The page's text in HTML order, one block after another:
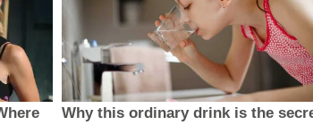
Why this ordinary drink is the